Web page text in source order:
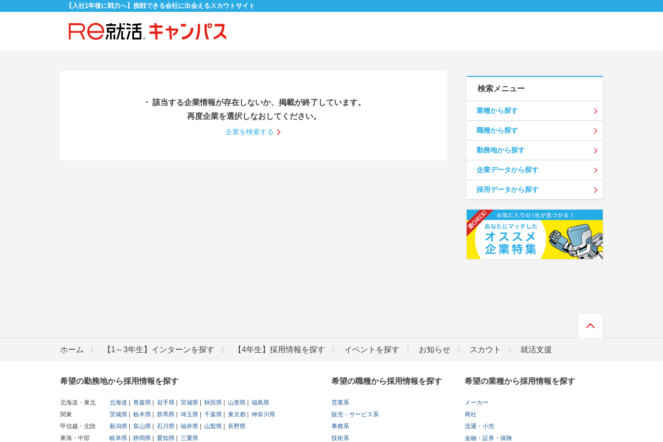
【入社1年後に戦力へ】挑戦できる会社に出会えるスカウトサイト
・ 該当する企業情報が存在しないか、掲載が終了しています。
再度企業を選択しなおしてください。
企業を検索する
検索メニュー
業種から探す
職種から探す
勤務地から探す
企業データから探す
採用データから探す
ホーム 【1～3年生】インターンを探す 【4年生】採用情報を探す イベントを探す お知らせ スカウト 就活支援
希望の勤務地から採用情報を探す
北海道・東北 北海道 青森県 岩手県 宮城県 秋田県 山形県
福島県
関東
茨城県 栃木県 群馬県 埼玉県 千葉県 東京都
神奈川県
甲信越・北陸
新潟県 富山県 石川県 福井県 山梨県
長野県
東海・中部
岐阜県 静岡県 愛知県 三重県
希望の職種から採用情報を探す
営業系
販売・サービス系
事務系
技術系
希望の業種から採用情報を探す
メーカー
商社
流通・小売
金融・証券・保険